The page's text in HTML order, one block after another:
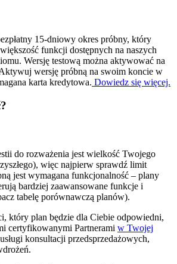
15-dniowy okres próbny, który
funkcji dostępnych na naszych
Wersję testową można aktywować na
wersję próbną na swoim koncie w
karta kredytowa. Dowiedz się więcej.
do rozważenia jest wielkość Twojego
więc najpierw sprawdź limit
jest wymagana funkcjonalność – plany
bardziej zaawansowane funkcje i
tabelę porównawczą planów).
który plan będzie dla Ciebie odpowiedni,
certyfikowanymi Partnerami w Twojej
konsultacji przedsprzedażowych,